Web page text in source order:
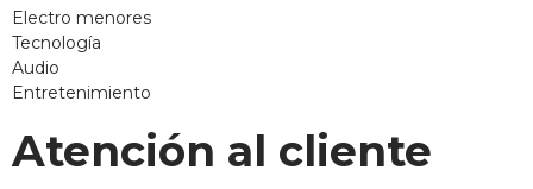
Electro menores
Tecnología
Audio
Entretenimiento
Atención al cliente